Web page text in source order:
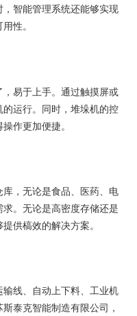
智能管理系统还能够实现
性。
易于上手。通过触摸屏或
运行。同时，堆垛机的控
作更加便捷。
，无论是食品、医药、电
。无论是高密度存储还是
供槁效的解决方案。
线、自动上下料、工业机
泰克智能制造有限公司，